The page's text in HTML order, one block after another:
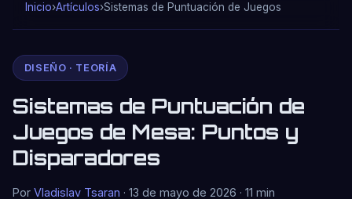
Inicio›Artículos›Sistemas de Puntuación de Juegos
DISEÑO · TEORÍA
Sistemas de Puntuación de
Juegos de Mesa: Puntos y
Disparadores
Por Vladislav Tsaran · 13 de mayo de 2026 · 11 min